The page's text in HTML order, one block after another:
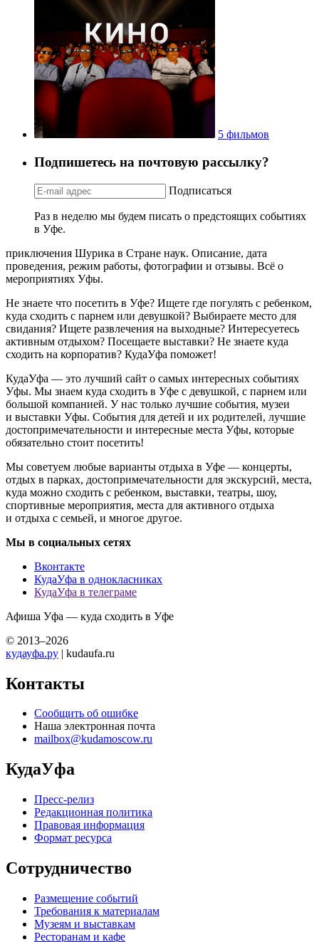
5 фильмов
Подпишетесь на почтовую рассылку?
Подписаться
Раз в неделю мы будем писать о предстоящих событиях
в Уфе.
приключения Шурика в Стране наук. Описание, дата
проведения, режим работы, фотографии и отзывы. Всё о
мероприятиях Уфы.
Не знаете что посетить в Уфе? Ищете где погулять с ребенком,
куда сходить с парнем или девушкой? Выбираете место для
свидания? Ищете развлечения на выходные? Интересуетесь
активным отдыхом? Посещаете выставки? Не знаете куда
сходить на корпоратив? КудаУфа поможет!
КудаУфа — это лучший сайт о самых интересных событиях
Уфы. Мы знаем куда сходить в Уфе с девушкой, с парнем или
большой компанией. У нас только лучшие события, музеи
и выставки Уфы. События для детей и их родителей, лучшие
достопримечательности и интересные места Уфы, которые
обязательно стоит посетить!
Мы советуем любые варианты отдыха в Уфе — концерты,
отдых в парках, достопримечательности для экскурсий, места,
куда можно сходить с ребенком, выставки, театры, шоу,
спортивные мероприятия, места для активного отдыха
и отдыха с семьей, и многое другое.
Мы в социальных сетях
Вконтакте
КудаУфа в однокласниках
КудаУфа в телеграме
Афиша Уфа — куда сходить в Уфе
© 2013–2026
кудауфа.ру | kudaufa.ru
Контакты
Сообщить об ошибке
Наша электронная почта
mailbox@kudamoscow.ru
КудаУфа
Пресс-релиз
Редакционная политика
Правовая информация
Формат ресурса
Сотрудничество
Размещение событий
Требования к материалам
Музеям и выставкам
Ресторанам и кафе